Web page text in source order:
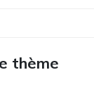
thème